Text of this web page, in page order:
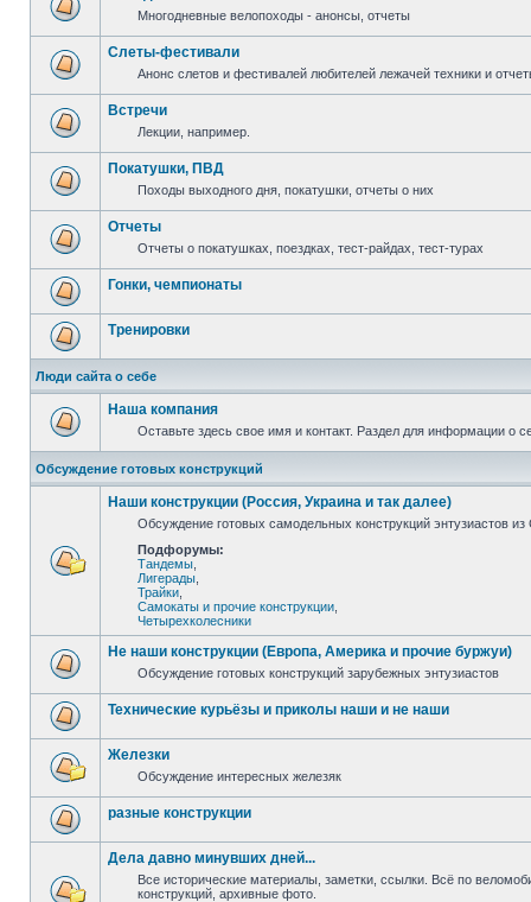
Многодневные велопоходы - анонсы, отчеты
Слеты-фестивали
Анонс слетов и фестивалей любителей лежачей техники и
Встречи
Лекции, например.
Покатушки, ПВД
Походы выходного дня, покатушки, отчеты о них
Отчеты
Отчеты о покатушках, поездках, тест-райдах, тест-турах
Гонки, чемпионаты
Тренировки
Люди сайта о себе
Наша компания
Оставьте здесь свое имя и контакт. Раздел для информации о
Обсуждение готовых конструкций
Наши конструкции (Россия, Украина и так далее)
Обсуждение готовых самодельных конструкций энтузиастов
Подфорумы:
Тандемы
Лигерады
Трайки
Самокаты и прочие конструкции
Четырехколесники
Не наши конструкции (Европа, Америка и прочие буржуи)
Обсуждение готовых конструкций зарубежных энтузиастов
Технические курьёзы и приколы наши и не наши
Железки
Обсуждение интересных железяк
разные конструкции
Дела давно минувших дней...
Все исторические материалы, заметки, ссылки. Всё по
конструкций, архивные фото.